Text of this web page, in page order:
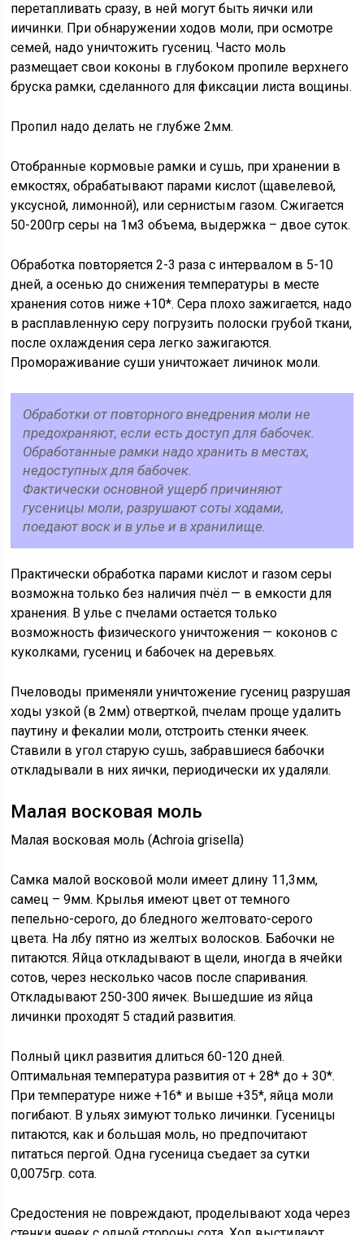
перетапливать сразу, в ней могут быть яички или
иичинки. При обнаружении ходов моли, при осмотре
семей, надо уничтожить гусениц. Часто моль
размещает свои коконы в глубоком пропиле верхнего
бруска рамки, сделанного для фиксации листа вощины.
Пропил надо делать не глубже 2мм.
Отобранные кормовые рамки и сушь, при хранении в
емкостях, обрабатывают парами кислот (щавелевой,
уксусной, лимонной), или сернистым газом. Сжигается
50-200гр серы на 1м3 объема, выдержка – двое суток.
Обработка повторяется 2-3 раза с интервалом в 5-10
дней, а осенью до снижения температуры в месте
хранения сотов ниже +10*. Сера плохо зажигается, надо
в расплавленную серу погрузить полоски грубой ткани,
после охлаждения сера легко зажигаются.
Промораживание суши уничтожает личинок моли.
Обработки от повторного внедрения моли не
предохраняют, если есть доступ для бабочек.
Обработанные рамки надо хранить в местах,
недоступных для бабочек.
Фактически основной ущерб причиняют
гусеницы моли, разрушают соты ходами,
поедают воск и в улье и в хранилище.
Практически обработка парами кислот и газом серы
возможна только без наличия пчёл — в емкости для
хранения. В улье с пчелами остается только
возможность физического уничтожения — коконов с
куколками, гусениц и бабочек на деревьях.
Пчеловоды применяли уничтожение гусениц разрушая
ходы узкой (в 2мм) отверткой, пчелам проще удалить
паутину и фекалии моли, отстроить стенки ячеек.
Ставили в угол старую сушь, забравшиеся бабочки
откладывали в них яички, периодически их удаляли.
Малая восковая моль
Малая восковая моль (Achroia grisella)
Самка малой восковой моли имеет длину 11,3мм,
самец – 9мм. Крылья имеют цвет от темного
пепельно-серого, до бледного желтовато-серого
цвета. На лбу пятно из желтых волосков. Бабочки не
питаются. Яйца откладывают в щели, иногда в ячейки
сотов, через несколько часов после спаривания.
Откладывают 250-300 яичек. Вышедшие из яйца
личинки проходят 5 стадий развития.
Полный цикл развития длиться 60-120 дней.
Оптимальная температура развития от + 28* до + 30*.
При температуре ниже +16* и выше +35*, яйца моли
погибают. В ульях зимуют только личинки. Гусеницы
питаются, как и большая моль, но предпочитают
питаться пергой. Одна гусеница съедает за сутки
0,0075гр. сота.
Средостения не повреждают, проделывают хода через